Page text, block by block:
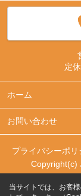
定
ホーム
お問い合わせ
プライバシーポリ
Copyright(c)
当サイトでは、お客